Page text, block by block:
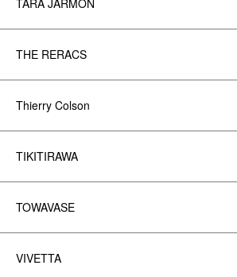
TARA JARMON
THE RERACS
Thierry Colson
TIKITIRAWA
TOWAVASE
VIVETTA